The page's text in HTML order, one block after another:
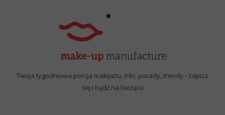
Twoja tygodniowa porcja makijażu, triki, porady, trendy - zapisz
się i bądź na bieżąco